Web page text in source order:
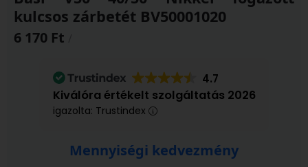
kulcsos zárbetét BV50001020
6 170 Ft
4.7
Kiválóra értékelt szolgáltatás 2026
igazolta: Trustindex
Mennyiségi kedvezmény